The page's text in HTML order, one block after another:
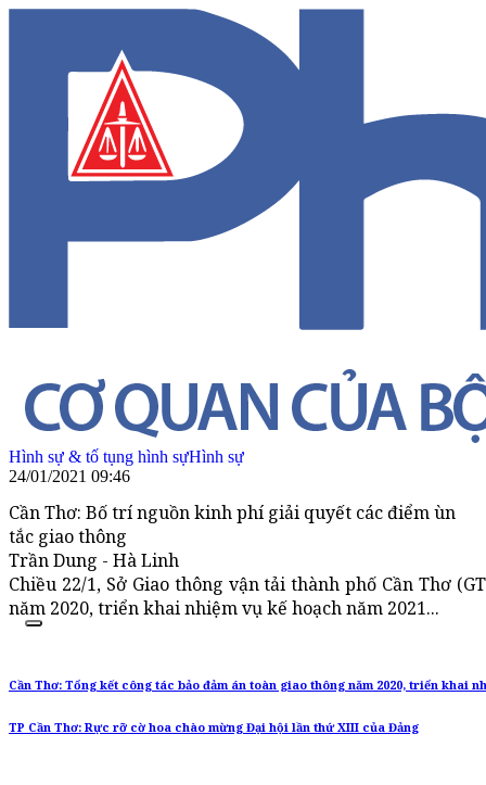
Hình sự & tố tụng hình sựHình sự
24/01/2021 09:46
Cần Thơ: Bố trí nguồn kinh phí giải quyết các điểm ùn
tắc giao thông
Trần Dung - Hà Linh
Chiều 22/1, Sở Giao thông vận tải thành phố Cần Thơ
năm 2020, triển khai nhiệm vụ kế hoạch năm 2021...
Cần Thơ: Tổng kết công tác bảo đảm án toàn giao thông năm 2020, triển khai
TP Cần Thơ: Rực rỡ cờ hoa chào mừng Đại hội lần thứ XIII của Đảng